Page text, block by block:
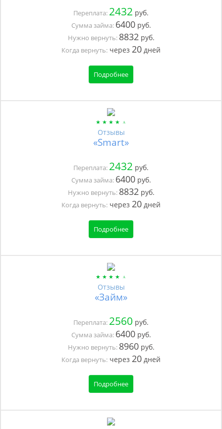
Переплата: 2432 руб.
Сумма займа: 6400руб.
Нужно вернуть: 8832 руб.
Когда вернуть: через 20 дней
Подробнее
Отзывы
«Smart»
Переплата: 2432 руб.
Сумма займа: 6400руб.
Нужно вернуть: 8832 руб.
Когда вернуть: через 20 дней
Подробнее
Отзывы
«Займ»
Переплата: 2560 руб.
Сумма займа: 6400руб.
Нужно вернуть: 8960руб.
Когда вернуть: через 20 дней
Подробнее